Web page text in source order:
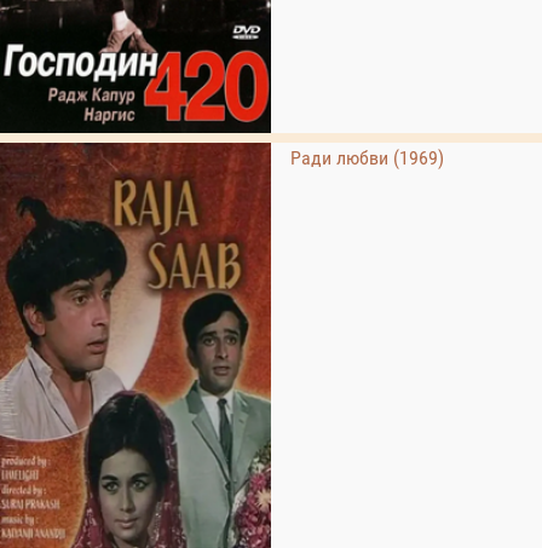
Ради любви (1969)